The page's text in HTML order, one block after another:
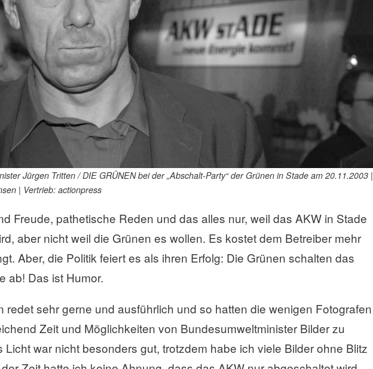
Jürgen Tritten / DIE GRÜNEN bei der „Abschalt-Party“ der Grünen in Stade am 20.11.2003 |
| Vertrieb: actionpress
Freude, pathetische Reden und das alles nur, weil das AKW in Stade
aber nicht weil die Grünen es wollen. Es kostet dem Betreiber mehr
Aber, die Politik feiert es als ihren Erfolg: Die Grünen schalten das
ab! Das ist Humor.
redet sehr gerne und ausführlich und so hatten die wenigen Fotografen
Zeit und Möglichkeiten von Bundesumweltminister Bilder zu
Licht war nicht besonders gut, trotzdem habe ich viele Bilder ohne Blitz
a
s
e